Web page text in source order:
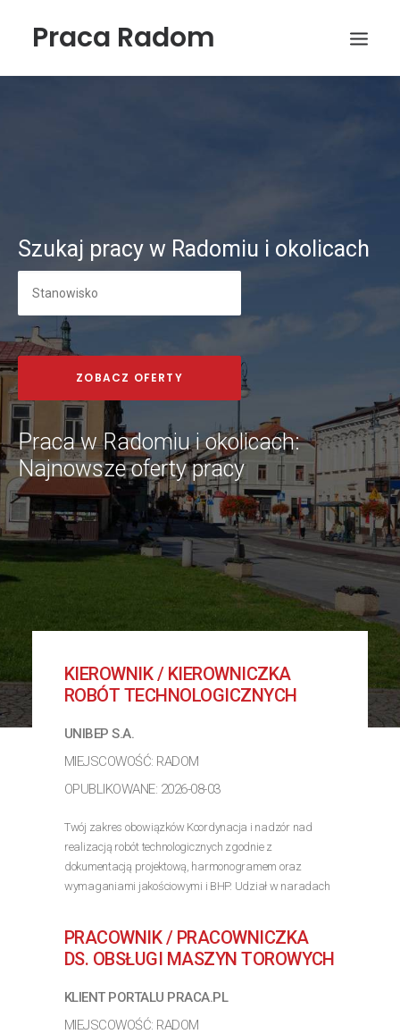
Praca Radom
Szukaj pracy w Radomiu i okolicach
Praca w Radomiu i okolicach:
Najnowsze oferty pracy
KIEROWNIK / KIEROWNICZKA
ROBÓT TECHNOLOGICZNYCH
UNIBEP S.A.
MIEJSCOWOŚĆ: RADOM
OPUBLIKOWANE: 2026-08-03
Twój zakres obowiązków Koordynacja i nadzór nad
realizacją robót technologicznych zgodnie z
dokumentacją projektową, harmonogramem oraz
wymaganiami jakościowymi i BHP. Udział w naradach
>> Poznaj szczegóły oferty
PRACOWNIK / PRACOWNICZKA
DS. OBSŁUGI MASZYN TOROWYCH
KLIENT PORTALU PRACA.PL
MIEJSCOWOŚĆ: RADOM